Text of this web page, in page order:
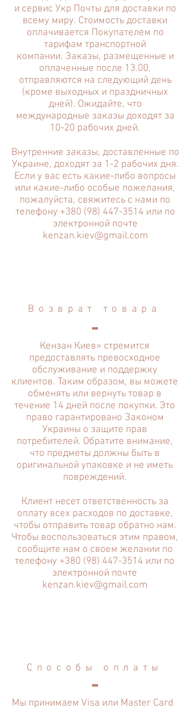
и сервис Укр Почты для доставки по
всему миру. Стоимость доставки
оплачивается Покупателем по
тарифам транспортной
компании. Заказы, размещенные и
оплаченные после 13.00,
отправляются на следующий день
(кроме выходных и праздничных
дней). Ожидайте, что
международные заказы доходят за
10-20 рабочих дней.
Внутренние заказы, доставленные по
Украине, доходят за 1-2 рабочих дня.
Если у вас есть какие-либо вопросы
или какие-либо особые пожелания,
пожалуйста, свяжитесь с нами по
телефону +380 (98) 447-3514 или по
электронной почте
kenzan.kiev@gmail.com
Возврат товара
Кензан Киев» стремится
предоставлять превосходное
обслуживание и поддержку
клиентов. Таким образом, вы можете
обменять или вернуть товар в
течение 14 дней после покупки. Это
право гарантировано Законом
Украины о защите прав
потребителей. Обратите внимание,
что предметы должны быть в
оригинальной упаковке и не иметь
повреждений.
Клиент несет ответственность за
оплату всех расходов по доставке,
чтобы отправить товар обратно нам.
Чтобы воспользоваться этим правом,
сообщите нам о своем желании по
телефону +380 (98) 447-3514 или по
электронной почте
kenzan.kiev@gmail.com
Способы оплаты
Мы принимаем Visa или Master Card